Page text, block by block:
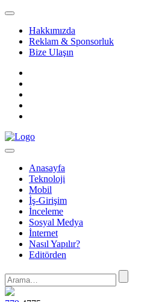
Hakkımızda
Reklam & Sponsorluk
Bize Ulaşın
Anasayfa
Teknoloji
Mobil
İş-Girişim
İnceleme
Sosyal Medya
İnternet
Nasıl Yapılır?
Editörden